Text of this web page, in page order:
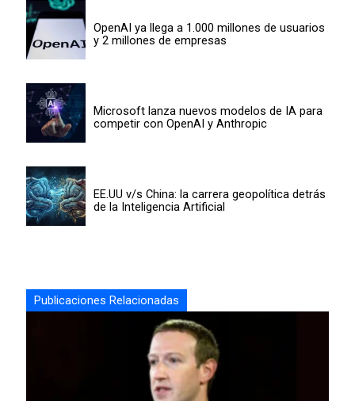
OpenAI ya llega a 1.000 millones de usuarios
y 2 millones de empresas
Microsoft lanza nuevos modelos de IA para
competir con OpenAI y Anthropic
EE.UU v/s China: la carrera geopolítica detrás
de la Inteligencia Artificial
Publicaciones Relacionadas